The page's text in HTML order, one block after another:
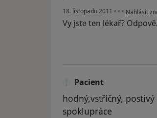
18. listopadu 2011 • • • podle
Nahlásit
Vy jste ten lékař?
Pacient
hodný,vstříčný,
spoklupráce